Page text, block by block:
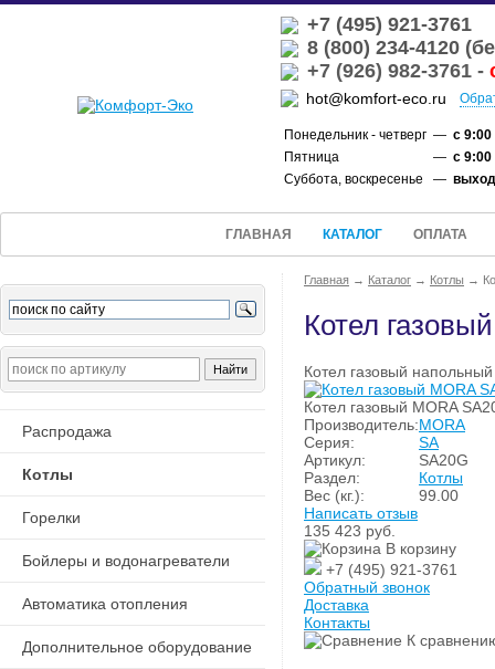
+7 (495) 921-3761
8 (800) 234-4120
+7 (926) 982-3761 -
hot@komfort-eco.ru
Понедельник - четверг — с 9:00
Пятница
— с 9:00
Суббота, воскресенье
—
ГЛАВНАЯ КАТАЛОГ ОПЛАТА
Распродажа
Котлы
Горелки
Бойлеры и водонагреватели
Автоматика отопления
Дополнительное оборудование
Главная → Каталог → Котлы →
Котел
Котел газовый
Котел газовый MORA
Производитель:MORA
Серия:
SA
Артикул:
SA20G
Раздел:
Котлы
Вес (кг.):
99.00
Написать отзыв
135 423 руб.
В корзину
+7 (495) 921-3761
Обратный звонок
Доставка
Контакты
К